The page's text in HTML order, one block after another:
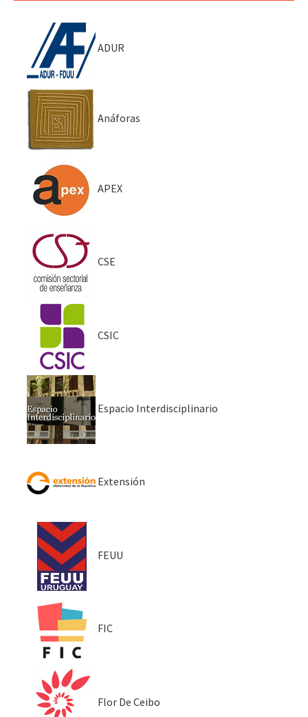
ADUR
Anáforas
APEX
CSE
CSIC
Espacio Interdisciplinario
Extensión
FEUU
FIC
Flor De Ceibo